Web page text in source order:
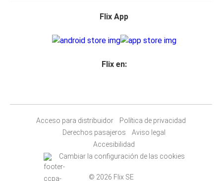
Flix App
Flix en:
Acceso para distribuidor
Política de privacidad
Derechos pasajeros
Aviso legal
Accesibilidad
Cambiar la configuración de las cookies
© 2026 Flix SE